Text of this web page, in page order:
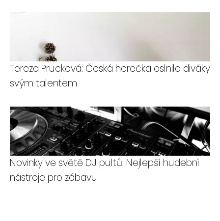
Tereza Prucková: Česká herečka oslnila diváky
svým talentem
Novinky ve světě DJ pultů: Nejlepší hudební
nástroje pro zábavu